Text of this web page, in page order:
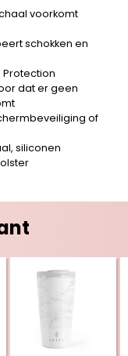
voorkomt
schokken en
dat er geen
of
siliconen